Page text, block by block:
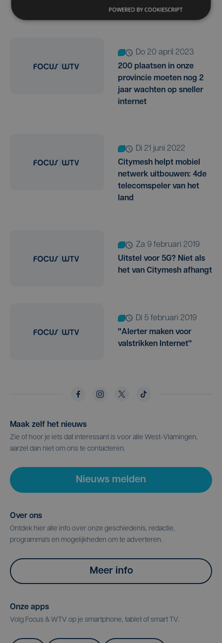
Vijve
do 20 april 2023
200 plaatsen in onze
provincie moeten nog 2
jaar wachten op sneller
internet
di 21 juni 2022
Citymesh helpt mobiel
netwerk uitbouwen: 4de
telecomspeler van het
land
za 9 februari 2019
Uitstel voor 5G? Niet als
het van Citymesh afhangt
di 5 februari 2019
"Alerter maken voor
valstrikken Internet"
Maak zelf het nieuws
Zie of hoor je iets dat interessant is voor alle West-Vlamingen,
aarzel dan niet om ons te contacteren.
Nieuws melden
Over ons
Ontdek hier alle info over onze geschiedenis, redactie,
programma's en mogelijkheden om te adverteren.
Meer info
Onze apps
Volg Focus & WTV op je smartphone, tablet of smart TV.
POWERED BY COOKIESCRIPT